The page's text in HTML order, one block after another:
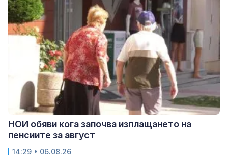
НОИ обяви кога започва изплащането на
пенсиите за август
14:29 • 06.08.26